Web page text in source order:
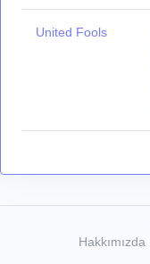
United Fools
Hakkımızda